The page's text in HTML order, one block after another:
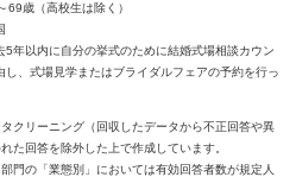
69歳（高校生は除く）
5年以内に自分の挙式のために結婚式場相談カウン
し、式場見学またはブライダルフェアの予約を行っ
クリーニング（回収したデータから不正回答や異
た回答を除外した上で作成しています。
門の「業態別」においては有効回答者数が規定人